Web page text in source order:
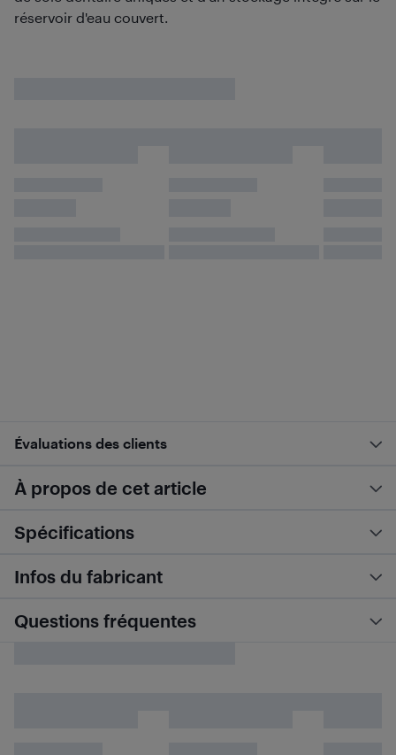
réservoir d'eau couvert.
Évaluations des clients
À propos de cet article
Spécifications
Infos du fabricant
Questions fréquentes